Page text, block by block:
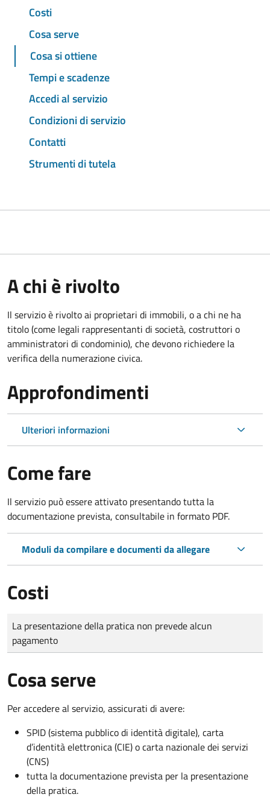
Costi
Cosa serve
Cosa si ottiene
Tempi e scadenze
Accedi al servizio
Condizioni di servizio
Contatti
Strumenti di tutela
A chi è rivolto
Il servizio è rivolto ai proprietari di immobili, o a chi ne ha
titolo (come legali rappresentanti di società, costruttori o
amministratori di condominio), che devono richiedere la
verifica della numerazione civica.
Approfondimenti
Ulteriori informazioni
Come fare
Il servizio può essere attivato presentando tutta la
documentazione prevista, consultabile in formato PDF.
Moduli da compilare e documenti da allegare
Costi
Tipo di pagamento
Importo
La presentazione della pratica non prevede alcun
pagamento
Cosa serve
Per accedere al servizio, assicurati di avere:
SPID (sistema pubblico di identità digitale), carta
d’identità elettronica (CIE) o carta nazionale dei servizi
(CNS)
tutta la documentazione prevista per la presentazione
della pratica.